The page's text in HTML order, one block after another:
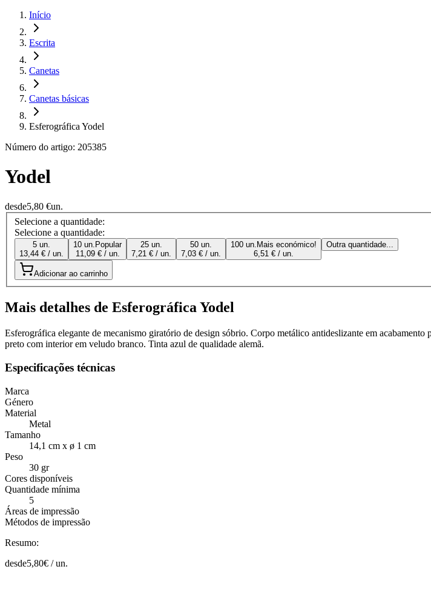
Início
Escrita
Canetas
Canetas básicas
Esferográfica Yodel
Número do artigo: 205385
Yodel
desde5,80 €un.
Selecione a quantidade:
Selecione a quantidade:
5 un.
13,44 € / un.
10 un. Popular
11,09 € / un.
25 un.
7,21 € / un.
50 un.
7,03 € / un.
100 un. Mais económico!
6,51 € / un.
Outra quantidade...
Adicionar ao carrinho
Mais detalhes de Esferográfica Yodel
Esferográfica elegante de mecanismo giratório de design sóbrio. Corpo metálico antideslizante em
preto com interior em veludo branco. Tinta azul de qualidade alemã.
Especificações técnicas
Marca
Género
Material
Metal
Tamanho
14,1 cm x ø 1 cm
Peso
30 gr
Cores disponíveis
Quantidade mínima
5
Áreas de impressão
Métodos de impressão
Resumo:
desde5,80€ /un.